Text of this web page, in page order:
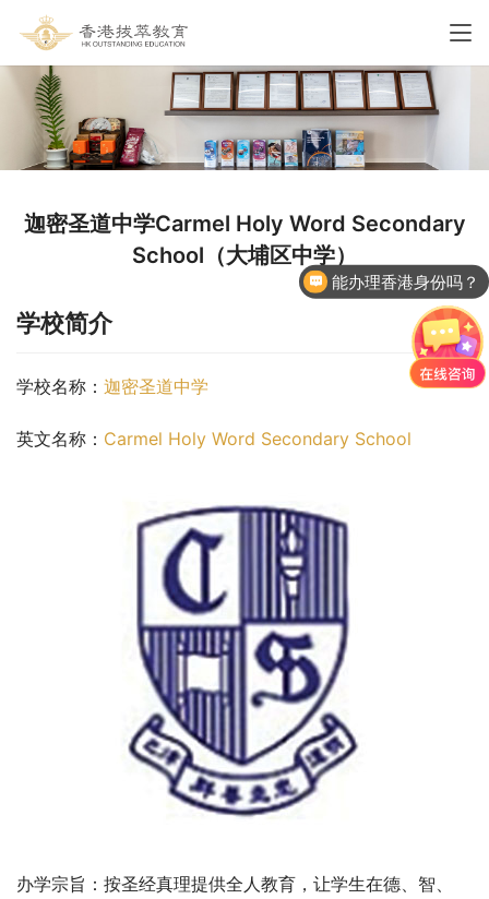
迦密圣道中学Carmel Holy Word Secondary
School（大埔区中学）
学校简介
学校名称： 迦密圣道中学
英文名称： Carmel Holy Word Secondary School
办学宗旨：按圣经真理提供全人教育，让学生在德、智、
能办理香港身份吗？
香港国际学校申请